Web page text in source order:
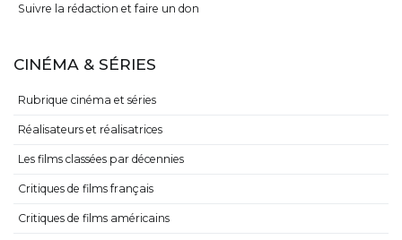
Suivre la rédaction et faire un don
CINÉMA & SÉRIES
Rubrique cinéma et séries
Réalisateurs et réalisatrices
Les films classées par décennies
Critiques de films français
Critiques de films américains